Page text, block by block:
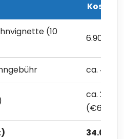
Kosten
(10
6.900 Ft
ca.
ca.
(€65,04)
34.000